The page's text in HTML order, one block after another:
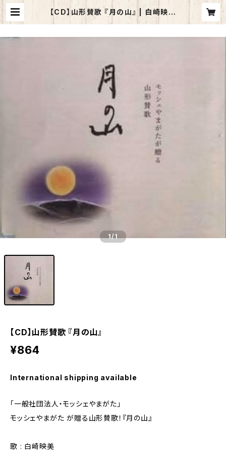
【CD】山形賛歌 『月の山』 | 白崎映美
公式SHOP
1/1
【CD】山形賛歌 『月の山』
¥864
International shipping available
「一般社団法人・モッシェやまがた」
モッシェやまがた が贈る山形賛歌！『月の山』
歌 : 白崎映美